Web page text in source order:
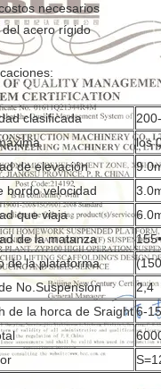
necesarios
acero rígido
clasificada
los
de elevación
bordo velocidad
que viaja
de la matanza
de la plataforma
No.Suspension
2,4
de la horca de Sraight6-15